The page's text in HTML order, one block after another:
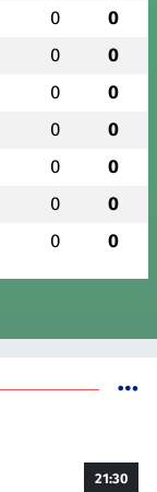
0 0
0 0
0 0
0 0
0 0
0 0
0 0
21:30